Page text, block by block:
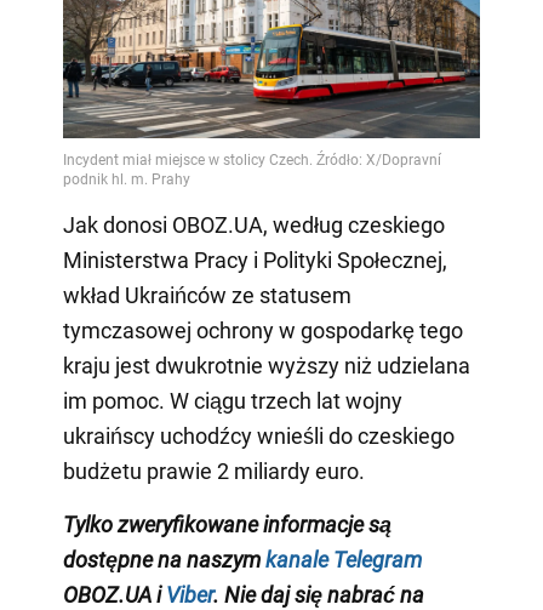
Jak donosi OBOZ.UA, według czeskiego
Ministerstwa Pracy i Polityki Społecznej,
wkład Ukraińców ze statusem
tymczasowej ochrony w gospodarkę tego
kraju jest dwukrotnie wyższy niż udzielana
im pomoc. W ciągu trzech lat wojny
ukraińscy uchodźcy wnieśli do czeskiego
budżetu prawie 2 miliardy euro.
Tylko zweryfikowane informacje są
dostępne na naszymkanale Telegram
OBOZ.UA iViber. Nie daj się nabrać na